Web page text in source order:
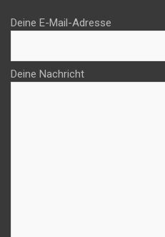
Deine E-Mail-Adresse
Deine Nachricht